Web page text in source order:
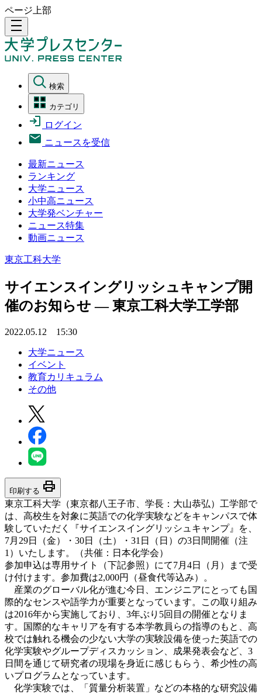
ページ上部
density_medium
検索
カテゴリ
ログイン
ニュースを受信
最新ニュース
ランキング
大学ニュース
小中高ニュース
大学発ベンチャー
ニュース特集
動画ニュース
東京工科大学
サイエンスイングリッシュキャンプ開
催のお知らせ — 東京工科大学工学部
2022.05.12 15:30
大学ニュース
イベント
教育カリキュラム
その他
印刷する print
東京工科大学（東京都八王子市、学長：大山恭弘）工学部で
は、高校生を対象に英語での化学実験などをキャンパスで体
験していただく『サイエンスイングリッシュキャンプ』を、
7月29日（金）・30日（土）・31日（日）の3日間開催（注
1）いたします。（共催：日本化学会）
参加申込は専用サイト（下記参照）にて7月4日（月）まで受
け付けます。参加費は2,000円（昼食代等込み）。
産業のグローバル化が進む今日、エンジニアにとっても国
際的なセンスや語学力が重要となっています。この取り組み
は2016年から実施しており、3年ぶり5回目の開催となりま
す。国際的なキャリアを有する本学教員らの指導のもと、高
校では触れる機会の少ない大学の実験設備を使った英語での
化学実験やグループディスカッション、成果発表会など、3
日間を通じて研究者の現場を身近に感じもらう、希少性の高
いプログラムとなっています。
化学実験では、「質量分析装置」などの本格的な研究設備